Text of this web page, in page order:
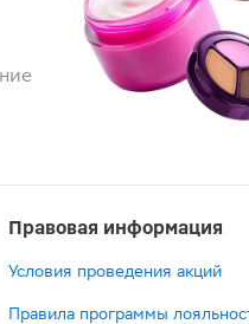
Правовая информация
Условия проведения акций
Правила программы